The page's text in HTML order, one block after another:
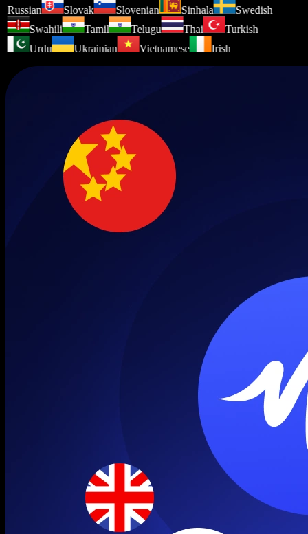
Russian
Slovak Slovenian Sinhala
Swedish
Swahili
Tamil Telugu Thai
Turkish
Urdu
Ukrainian Vietnamese Irish